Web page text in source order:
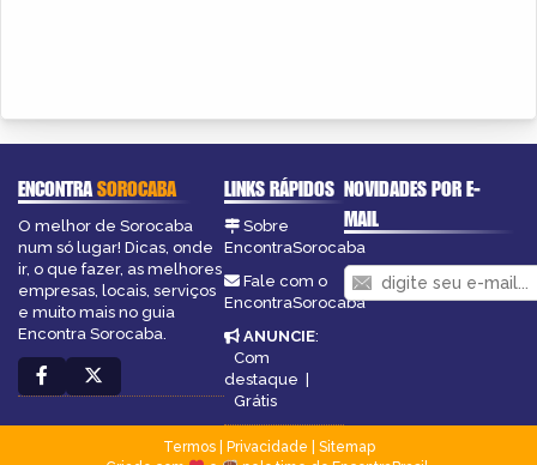
ENCONTRASOROCABA
O melhor de Sorocaba
num só lugar! Dicas, onde
ir, o que fazer, as melhores
empresas, locais, serviços
e muito mais no guia
Encontra Sorocaba.
LINKS RÁPIDOS
Sobre
EncontraSorocaba
Fale com o
EncontraSorocaba
ANUNCIE:
Com
destaque |
Grátis
NOVIDADES POR E-
MAIL
Termos| Privacidade
Sitemap